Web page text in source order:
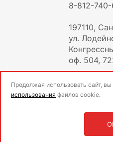
8-812-
197110,
ул.
оф. 504,
Продолжая использовать сайт,
использования файлов cookie.